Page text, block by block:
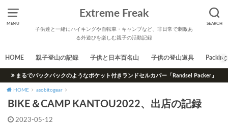
MENU SEARCH
Extreme Freak
子供達と一緒にハイキングや自転車・キャンプなど、非日常で刺激あ
る外遊びを楽しむ親子の活動記録
HOME 親子登山の記録 子供と日本百名山 子供の登山道具 Packing
まるでバックパックのようなポケット付きランドセルカバー「Randsel Packer」
HOME asobitogear
BIKE＆CAMP KANTOU2022、出店の記録
2023-05-12